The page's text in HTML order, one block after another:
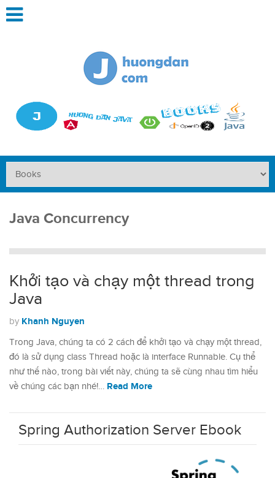
Java Concurrency
Khởi tạo và chạy một thread trong
Java
by Khanh Nguyen
Trong Java, chúng ta có 2 cách để khởi tạo và chạy một thread,
đó là sử dụng class Thread hoặc là interface Runnable. Cụ thể
như thế nào, trong bài viết này, chúng ta sẽ cùng nhau tìm hiểu
về chúng các bạn nhé!… Read More
Spring Authorization Server Ebook